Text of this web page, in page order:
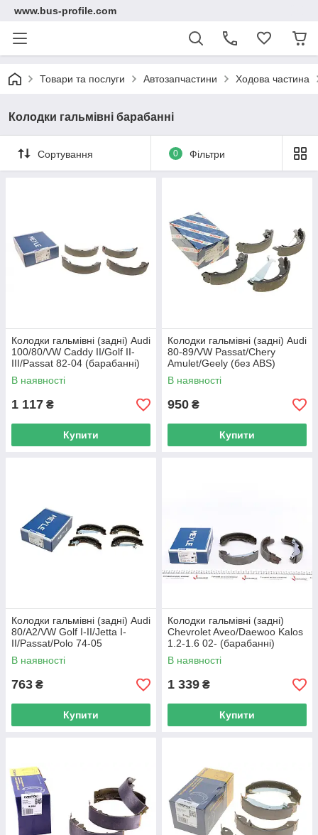
www.bus-profile.com
Товари та послуги Автозапчастини Ходова частина
Колодки гальмівні барабанні
Сортування 0 Фільтри
Колодки гальмівні (задні) Audi
100/80/VW Caddy II/Golf II-
III/Passat 82-04 (барабанні)
(230x 114 042 1101 UA62
В наявності
1 117 ₴
Купити
Колодки гальмівні (задні) Audi
80-89/VW Passat/Chery
Amulet/Geely (без ABS)
(барабанні) (20 0 986 487
270 UA62
В наявності
950 ₴
Купити
Колодки гальмівні (задні) Audi
80/A2/VW Golf I-II/Jetta I-
II/Passat/Polo 74-05
(барабанні)(1 114 042 0502
UA62
В наявності
763 ₴
Купити
Колодки гальмівні (задні)
Chevrolet Aveo/Daewoo Kalos
1.2-1.6 02- (барабанні)
(200x36.3) 29-14 533 0001
UA62
В наявності
1 339 ₴
Купити